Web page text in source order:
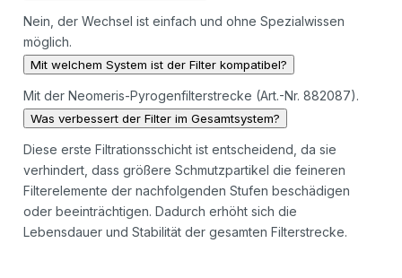
Nein, der Wechsel ist einfach und ohne Spezialwissen
möglich.
Mit welchem System ist der Filter kompatibel?
Mit der Neomeris-Pyrogenfilterstrecke (Art.-Nr. 882087).
Was verbessert der Filter im Gesamtsystem?
Diese erste Filtrationsschicht ist entscheidend, da sie
verhindert, dass größere Schmutzpartikel die feineren
Filterelemente der nachfolgenden Stufen beschädigen
oder beeinträchtigen. Dadurch erhöht sich die
Lebensdauer und Stabilität der gesamten Filterstrecke.